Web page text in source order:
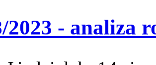
- analiza